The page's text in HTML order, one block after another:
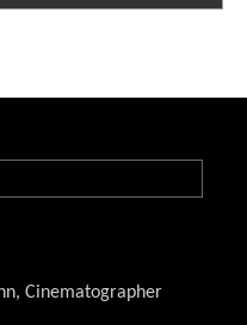
Cinematographer